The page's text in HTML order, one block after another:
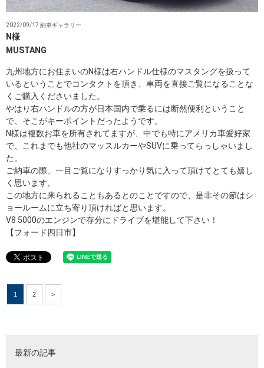
2022/09/17 納車ギャラリー
N様
MUSTANG
九州地方にお住まいのN様は右ハンドル仕様のマスタングを扱って
いるということでコンタクトを頂き、車両を直接ご覧になることな
くご購入くださいました。
やはり右ハンドルの方が日本国内で乗るには断然便利ということ
で、そこがキーポイントだったようです。
N様は複数お車を所有されてますが、中でも特にアメリカ車愛好家
で、これまでも他社のマッスルカーやSUVに乗ってらっしゃいまし
た。
ご納車の際、一目ご覧になりすっかり気に入って頂けてとても嬉し
く思います。
この地方に来られることもあるとのことですので、是非その節はシ
ョールームに立ち寄り頂ければと思います。
V8 5000のエンジンで存分にドライブを堪能して下さい！
【フォード四日市】
1 2 >
最新の記事